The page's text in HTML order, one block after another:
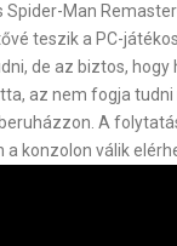
Spider-Man
teszik a PC-
de az biztos, hogy
az nem fogja
A
a konzolon válik